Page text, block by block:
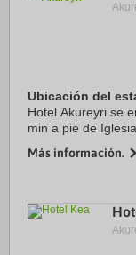
Ubicación del
Hotel Akureyri se
min a pie de
encuentra a 2,5
Más información.